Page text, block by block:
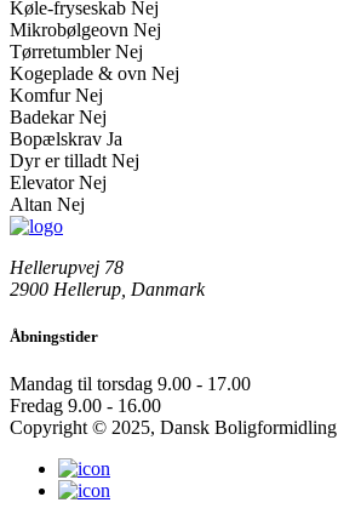
Køle-fryseskab Nej
Mikrobølgeovn Nej
Tørretumbler Nej
Kogeplade & ovn Nej
Komfur Nej
Badekar Nej
Bopælskrav Ja
Dyr er tilladt Nej
Elevator Nej
Altan Nej
Hellerupvej 78
2900 Hellerup, Danmark
Åbningstider
Mandag til torsdag 9.00 - 17.00
Fredag 9.00 - 16.00
Copyright © 2025, Dansk Boligformidling